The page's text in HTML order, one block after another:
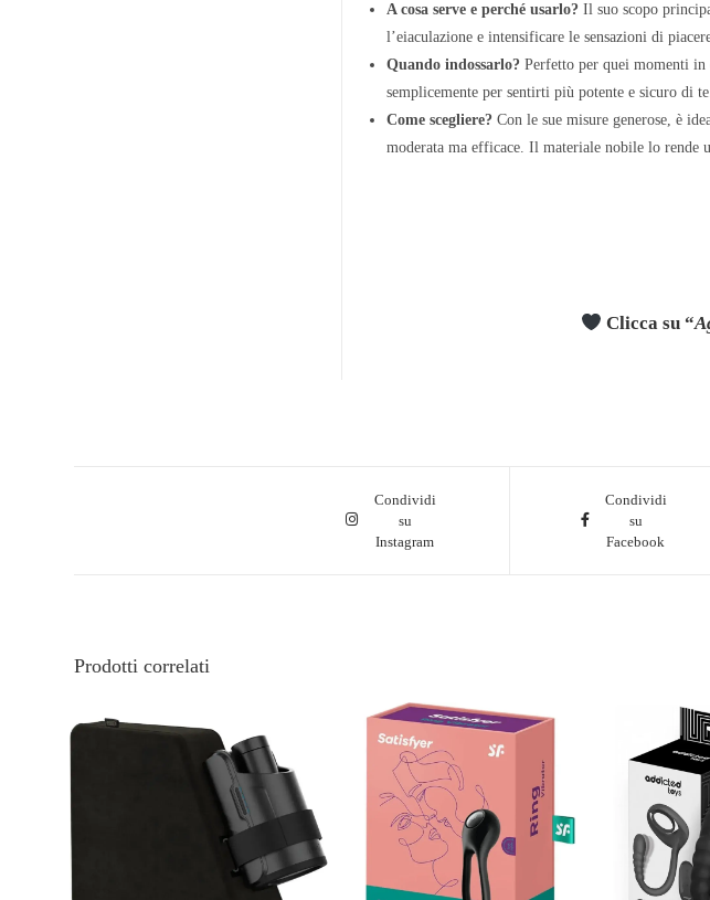
A cosa serve e perché usarlo? Il suo scopo
l’eiaculazione e intensificare le sensazioni di
Quando indossarlo? Perfetto per quei momenti
semplicemente per sentirti più potente e sicuro di
Come scegliere? Con le sue misure generose, è
moderata ma efficace. Il materiale nobile lo rende
Clicca su “
Condividi
su
Instagram
Condividi
su
Facebook
Prodotti correlati